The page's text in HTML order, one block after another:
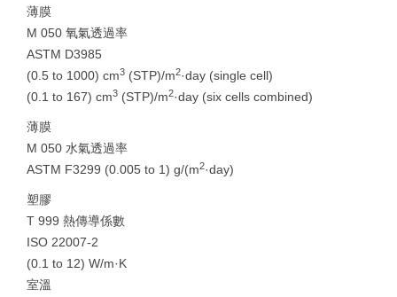
薄膜
M 050 氧氣透過率
ASTM D3985
(0.5 to 1000) cm3 (STP)/m2·day (single cell)
(0.1 to 167) cm3 (STP)/m2·day (six cells combined)
薄膜
M 050 水氣透過率
ASTM F3299 (0.005 to 1) g/(m2·day)
塑膠
T 999 熱傳導係數
ISO 22007-2
(0.1 to 12) W/m·K
室溫